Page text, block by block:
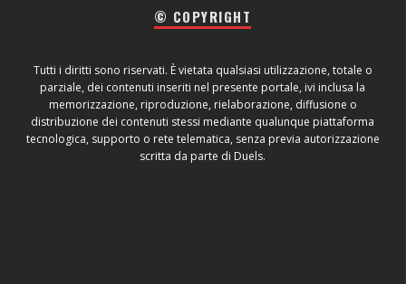
© COPYRIGHT
Tutti i diritti sono riservati. È vietata qualsiasi utilizzazione, totale o
parziale, dei contenuti inseriti nel presente portale, ivi inclusa la
memorizzazione, riproduzione, rielaborazione, diffusione o
distribuzione dei contenuti stessi mediante qualunque piattaforma
tecnologica, supporto o rete telematica, senza previa autorizzazione
scritta da parte di Duels.